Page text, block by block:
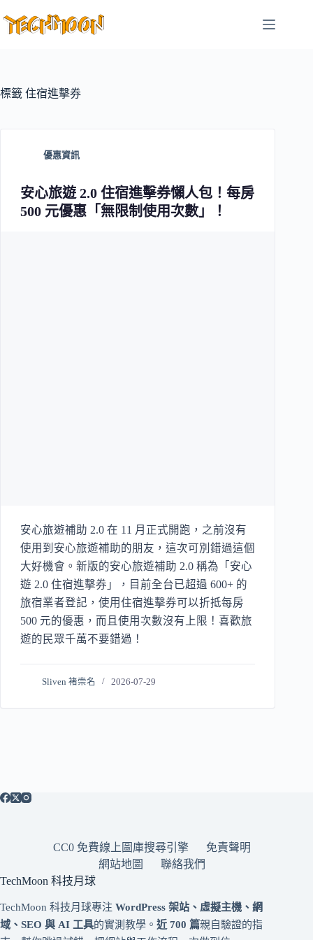
至
容
標籤 住宿進擊券
優惠資訊
安心旅遊 2.0 住宿進擊券懶人包！每房
500 元優惠「無限制使用次數」！
安心旅遊補助 2.0 在 11 月正式開跑，之前沒有
使用到安心旅遊補助的朋友，這次可別錯過這個
大好機會。新版的安心旅遊補助 2.0 稱為「安心
遊 2.0 住宿進擊券」，目前全台已超過 600+ 的
旅宿業者登記，使用住宿進擊券可以折抵每房
500 元的優惠，而且使用次數沒有上限！喜歡旅
遊的民眾千萬不要錯過！
Sliven 褚崇名 2026-07-29
CC0 免費線上圖庫搜尋引擎
免責聲明
網站地圖
聯絡我們
TechMoon 科技月球
TechMoon 科技月球專注 WordPress 架站、虛擬主機、網
域、SEO 與 AI 工具的實測教學。 近 700 篇親自驗證的指